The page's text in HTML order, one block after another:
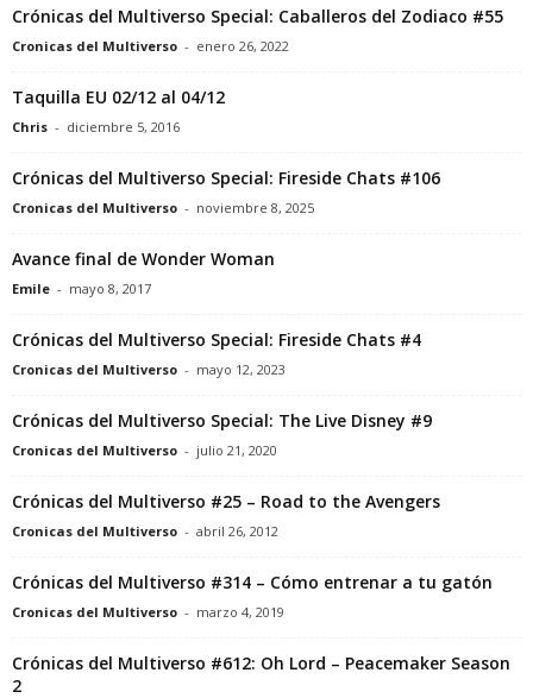
Crónicas del Multiverso Special: Caballeros del Zodiaco #55
Cronicas del Multiverso - enero 26, 2022
Taquilla EU 02/12 al 04/12
Chris - diciembre 5, 2016
Crónicas del Multiverso Special: Fireside Chats #106
Cronicas del Multiverso - noviembre 8, 2025
Avance final de Wonder Woman
Emile - mayo 8, 2017
Crónicas del Multiverso Special: Fireside Chats #4
Cronicas del Multiverso - mayo 12, 2023
Crónicas del Multiverso Special: The Live Disney #9
Cronicas del Multiverso - julio 21, 2020
Crónicas del Multiverso #25 – Road to the Avengers
Cronicas del Multiverso - abril 26, 2012
Crónicas del Multiverso #314 – Cómo entrenar a tu gatón
Cronicas del Multiverso - marzo 4, 2019
Crónicas del Multiverso #612: Oh Lord – Peacemaker Season
2